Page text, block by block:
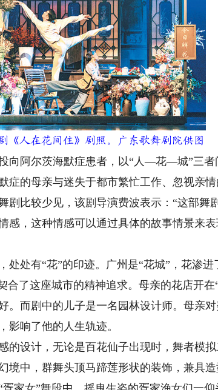
人在花间住》剧照。广东歌舞剧院供图
阿尔茨海默症患者，以“人—花—城”三者
症的母亲与迷失于都市繁忙工作、忽视亲
剧比较少见，该剧导演费波表示：“这部舞
感，这种情感可以通过具体的故事情景来
处有“花”的印迹。广州是“花城”，花渗进
合了这座城市的精神追求。母亲的花店开
。而剧中的儿子是一名园林设计师。母亲
影响了他的人生轨迹。
设计，无论是百花仙子出现时，舞者模拟
境中，群舞头顶马蹄莲形状的装饰，兼具